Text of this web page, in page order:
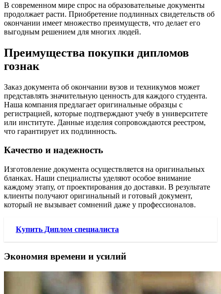
В современном мире спрос на образовательные документы
продолжает расти. Приобретение подлинных свидетельств об
окончании имеет множество преимуществ, что делает его
выгодным решением для многих людей.
Преимущества покупки дипломов
гознак
Заказ документа об окончании вузов и техникумов может
представлять значительную ценность для каждого студента.
Наша компания предлагает оригинальные образцы с
регистрацией, которые подтверждают учебу в университете
или институте. Данные изделия сопровождаются реестром,
что гарантирует их подлинность.
Качество и надежность
Изготовление документа осуществляется на оригинальных
бланках. Наши специалисты уделяют особое внимание
каждому этапу, от проектирования до доставки. В результате
клиенты получают оригинальный и готовый документ,
который не вызывает сомнений даже у профессионалов.
Купить Диплом специалиста
Экономия времени и усилий